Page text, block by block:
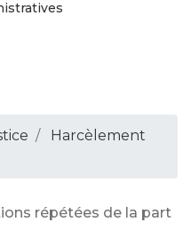
Harcèlement
répétées de la part